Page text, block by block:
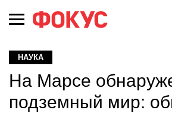
НАУКА
На Марсе
подземный мир: